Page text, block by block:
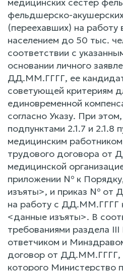
фельдшерско-
(переехавших) на работу
населением до 50 тыс.
соответствии с
основании личного
ДД.ММ.ГГГГ, ее
советующей критериям
единовременной
согласно Указу. При
подпунктами 2.1.7 и 2.1.8
медицинским
трудового договора от
медицинской
приложении № к
изъяты>, и приказ № от
на работу с ДД.ММ.ГГГГ
<данные изъяты>. В
требованиями раздела
ответчиком и
договор от ДД.ММ.ГГГГ,
которого Министерство